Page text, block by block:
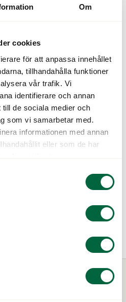
Om
cookies
för att anpassa innehållet
tillhandahålla funktioner
vår trafik. Vi
identifierare och annan
till de sociala medier och
som vi samarbetar med.
informationen med annan
eller som de har
våra bästa glas, både
när du köper
solglasögon med styrka.
Mariatorgets Optikfram till
med andra